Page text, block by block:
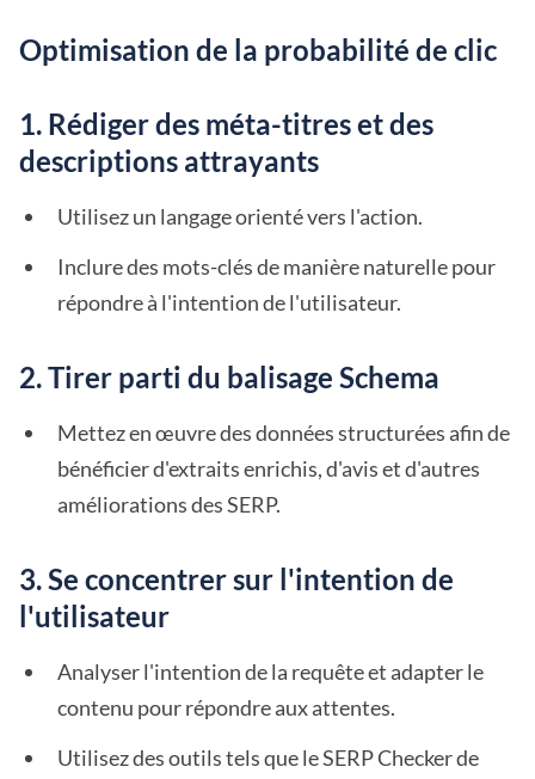
Optimisation de la probabilité de clic
1. Rédiger des méta-titres et des
descriptions attrayants
Utilisez un langage orienté vers l'action.
Inclure des mots-clés de manière naturelle pour
répondre à l'intention de l'utilisateur.
2. Tirer parti du balisage Schema
Mettez en œuvre des données structurées afin de
bénéficier d'extraits enrichis, d'avis et d'autres
améliorations des SERP.
3. Se concentrer sur l'intention de
l'utilisateur
Analyser l'intention de la requête et adapter le
contenu pour répondre aux attentes.
Utilisez des outils tels que le SERP Checker de